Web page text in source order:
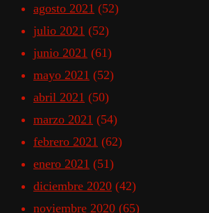
agosto 2021 (52)
julio 2021 (52)
junio 2021 (61)
mayo 2021 (52)
abril 2021 (50)
marzo 2021 (54)
febrero 2021 (62)
enero 2021 (51)
diciembre 2020 (42)
noviembre 2020 (65)